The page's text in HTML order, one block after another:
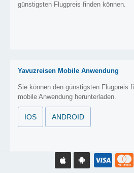
günstigsten Flugpreis finden können.
Yavuzreisen Mobile Anwendung
Sie können den günstigsten Flugpreis
mobile Anwendung herunterladen.
IOS ANDROID